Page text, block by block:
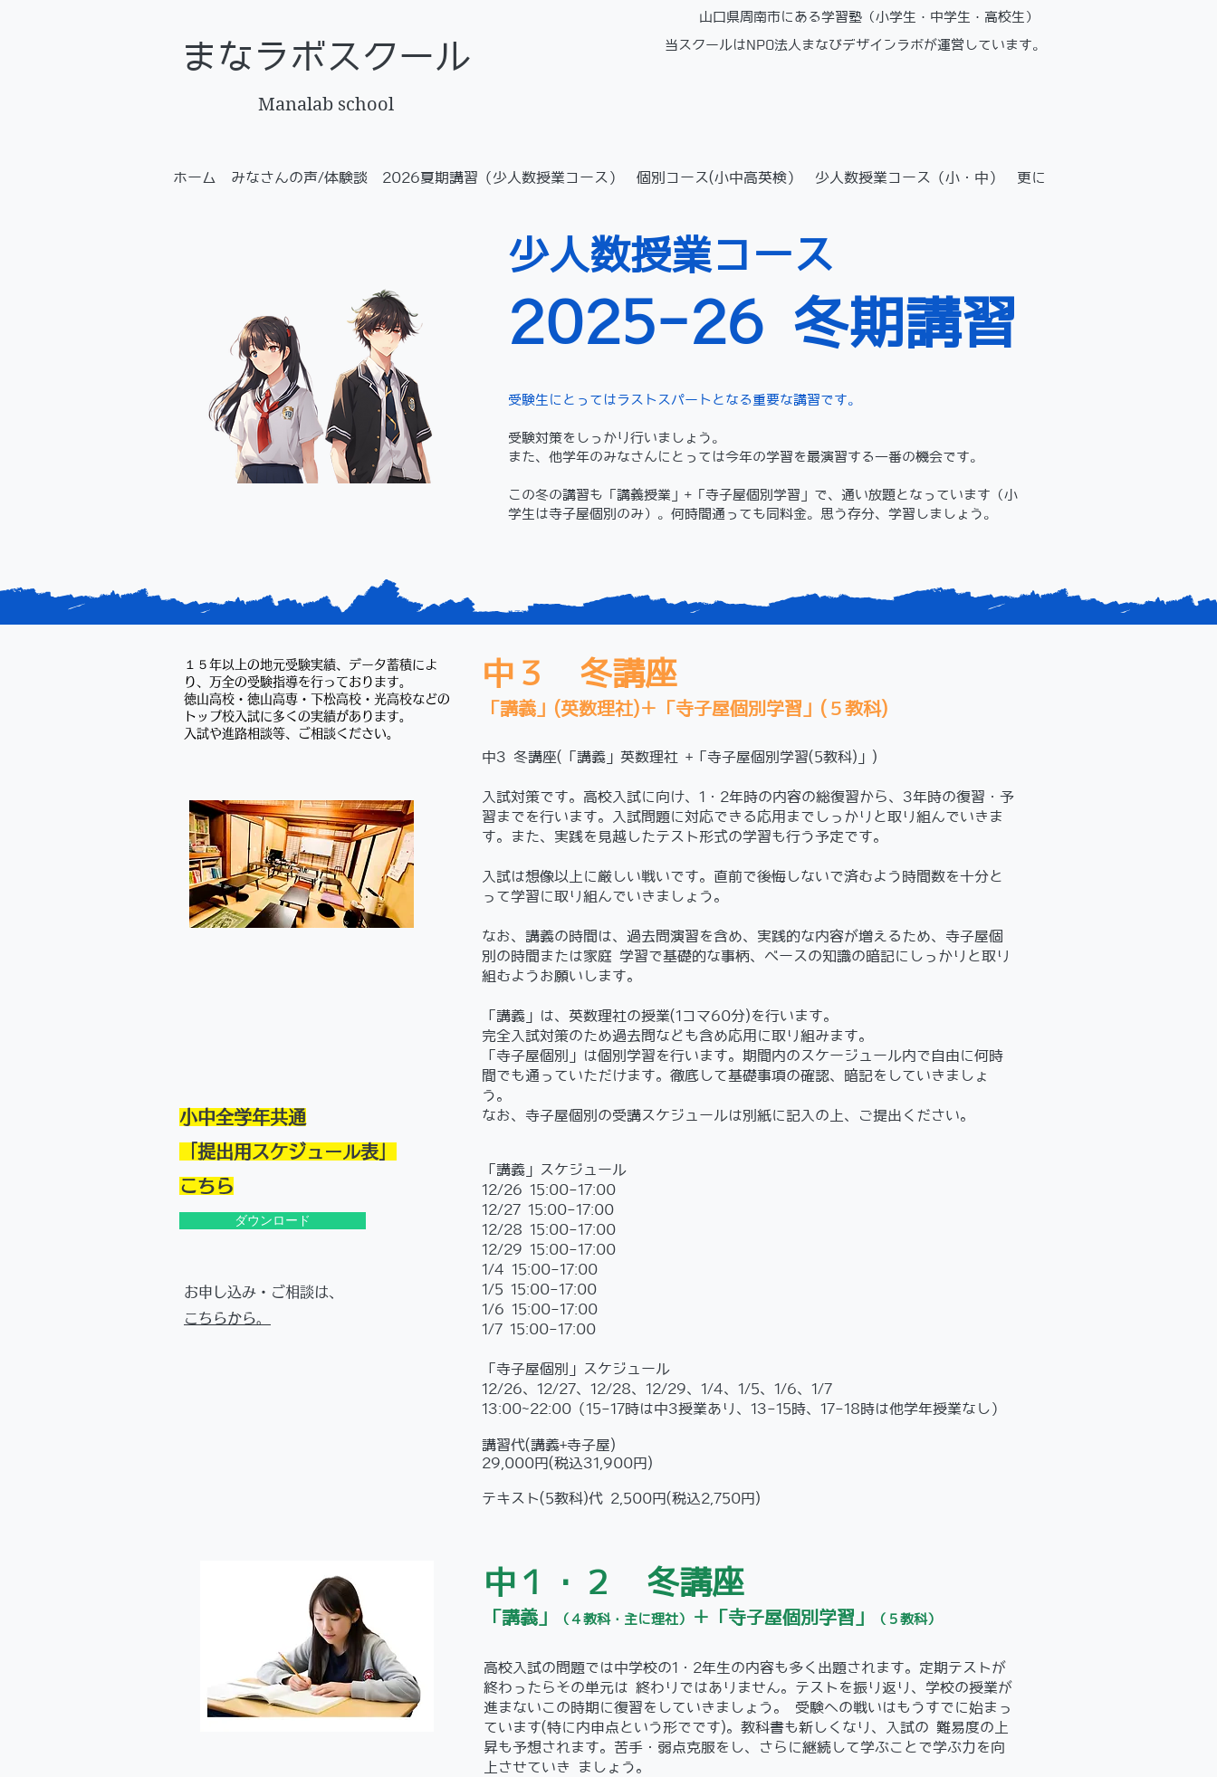
​山口県周南市にある学習塾（小学生・中学生・高校生）
まなラボスクール
Manalab school
当スクールはNPO法人まなびデザインラボが運営しています。
ホーム みなさんの声/体験談 2026夏期講習（少人数授業コース） 個別コース(小中高英検） 少人数授業コース（小・中） 更に
​少人数授業コース
2025-26 冬期講習
受験生にとってはラストスパートとなる重要な講習です。
受験対策をしっかり行いましょう。
また、他学年のみなさんにとっては今年の学習を最演習する一番の機会です。
この冬の講習も「講義授業」+「寺子屋個別学習」で、通い放題となっています（小
学生は寺子屋個別のみ）。何時間通っても同料金。思う存分、学習しましょう。
１５年以上の地元受験実績、データ蓄積によ
り、万全の受験指導を行っております。
徳山高校・徳山高専・下松高校・光高校などの
トップ校入試に多くの実績があります。
入試や進路相談等、ご相談ください。
小中全学年共通
「提出用スケジュール表」
​こちら
ダウンロード
お申し込み・ご相談は、
​こちらから。
中３ 冬講座
「講義」(英数理社)＋「寺子屋個別学習」(５教科)
中3 冬講座(「講義」英数理社 +「寺子屋個別学習(5教科)」)
入試対策です。高校入試に向け、1・2年時の内容の総復習から、3年時の復習・予
習までを行います。入試問題に対応できる応用までしっかりと取り組んでいきま
す。また、実践を見越したテスト形式の学習も行う予定です。
入試は想像以上に厳しい戦いです。直前で後悔しないで済むよう時間数を十分と
って学習に取り組んでいきましょう。
なお、講義の時間は、過去問演習を含め、実践的な内容が増えるため、寺子屋個
別の時間または家庭 学習で基礎的な事柄、ベースの知識の暗記にしっかりと取り
組むようお願いします。
「講義」は、英数理社の授業(1コマ60分)を行います。
完全入試対策のため過去問なども含め応用に取り組みます。
「寺子屋個別」は個別学習を行います。期間内のスケージュール内で自由に何時
間でも通っていただけます。徹底して基礎事項の確認、暗記をしていきましょ
う。
なお、寺子屋個別の受講スケジュールは別紙に記入の上、ご提出ください。
「講義」スケジュール
12/26 15:00-17:00
12/27 15:00-17:00
12/28 15:00-17:00
12/29 15:00-17:00
1/4 15:00-17:00
1/5 15:00-17:00
1/6 15:00-17:00
1/7 15:00-17:00
「寺子屋個別」スケジュール
12/26、12/27、12/28、12/29、1/4、1/5、1/6、1/7
13:00~22:00（15-17時は中3授業あり、13-15時、17-18時は他学年授業なし）
講習代(講義+寺子屋)
29,000円(税込31,900円)
テキスト(5教科)代 2,500円(税込2,750円)
中１・２ 冬講座
「講義」 （４教科・主に理社） ＋「寺子屋個別学習」 （５教科）
高校入試の問題では中学校の1・2年生の内容も多く出題されます。定期テストが
終わったらその単元は 終わりではありません。テストを振り返り、学校の授業が
進まないこの時期に復習をしていきましょう。 受験への戦いはもうすでに始まっ
ています(特に内申点という形でです)。教科書も新しくなり、入試の 難易度の上
昇も予想されます。苦手・弱点克服をし、さらに継続して学ぶことで学ぶ力を向
上させていき ましょう。